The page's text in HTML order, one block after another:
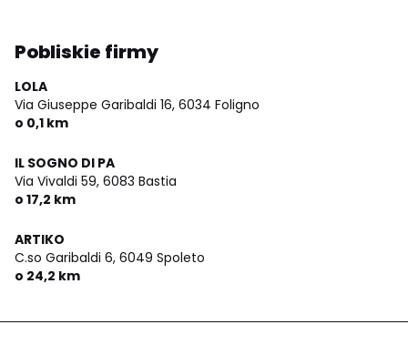
Pobliskie firmy
LOLA
Via Giuseppe Garibaldi 16, 6034 Foligno
o 0,1 km
IL SOGNO DI PA
Via Vivaldi 59, 6083 Bastia
o 17,2 km
ARTIKO
C.so Garibaldi 6, 6049 Spoleto
o 24,2 km